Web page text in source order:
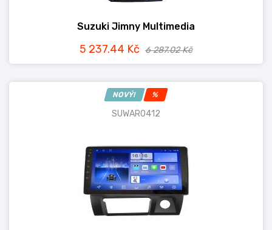
Suzuki Jimny Multimedia
5 237.44 Kč 6 287.02 Kč
NOVÝ! %
SUWAR0412